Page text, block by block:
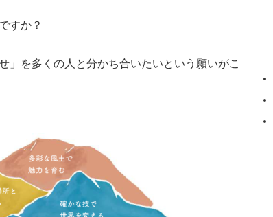
すか？
」を多くの人と分かち合いたいという願いがこ